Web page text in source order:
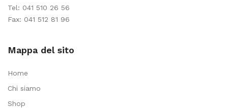
Tel: 041 510 26 56
Fax: 041 512 81 96
Mappa del sito
Home
Chi siamo
Shop